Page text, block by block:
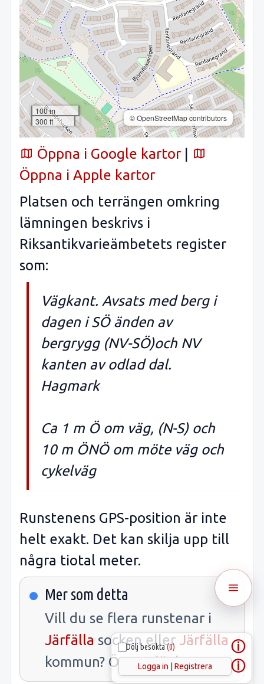
Dölj besökta(0) ⓘ
Logga in | Registrera ⓘ
100 m
300 ft
© OpenStreetMap contributors
Öppna i Google kartor |
Öppna i Apple kartor
Platsen och terrängen omkring
lämningen beskrivs i
Riksantikvarieämbetets register
som:
Vägkant. Avsats med berg i
dagen i SÖ änden av
bergrygg (NV-SÖ)och NV
kanten av odlad dal.
Hagmark
Ca 1 m Ö om väg, (N-S) och
10 m ÖNÖ om möte väg och
cykelväg
Runstenens GPS-position är inte
helt exakt. Det kan skilja upp till
några tiotal meter.
Mer som detta
Vill du se flera runstenar i
Järfälla socken eller Järfälla
kommun? Öppna länkarna.